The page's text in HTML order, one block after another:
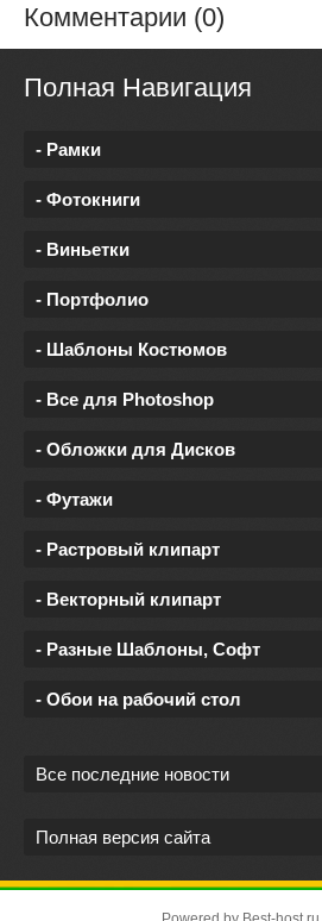
Комментарии (0)
Полная Навигация
- Рамки
- Фотокниги
- Виньетки
- Портфолио
- Шаблоны Костюмов
- Все для Photoshop
- Обложки для Дисков
- Футажи
- Растровый клипарт
- Векторный клипарт
- Разные Шаблоны, Софт
- Обои на рабочий стол
Все последние новости
Полная версия сайта